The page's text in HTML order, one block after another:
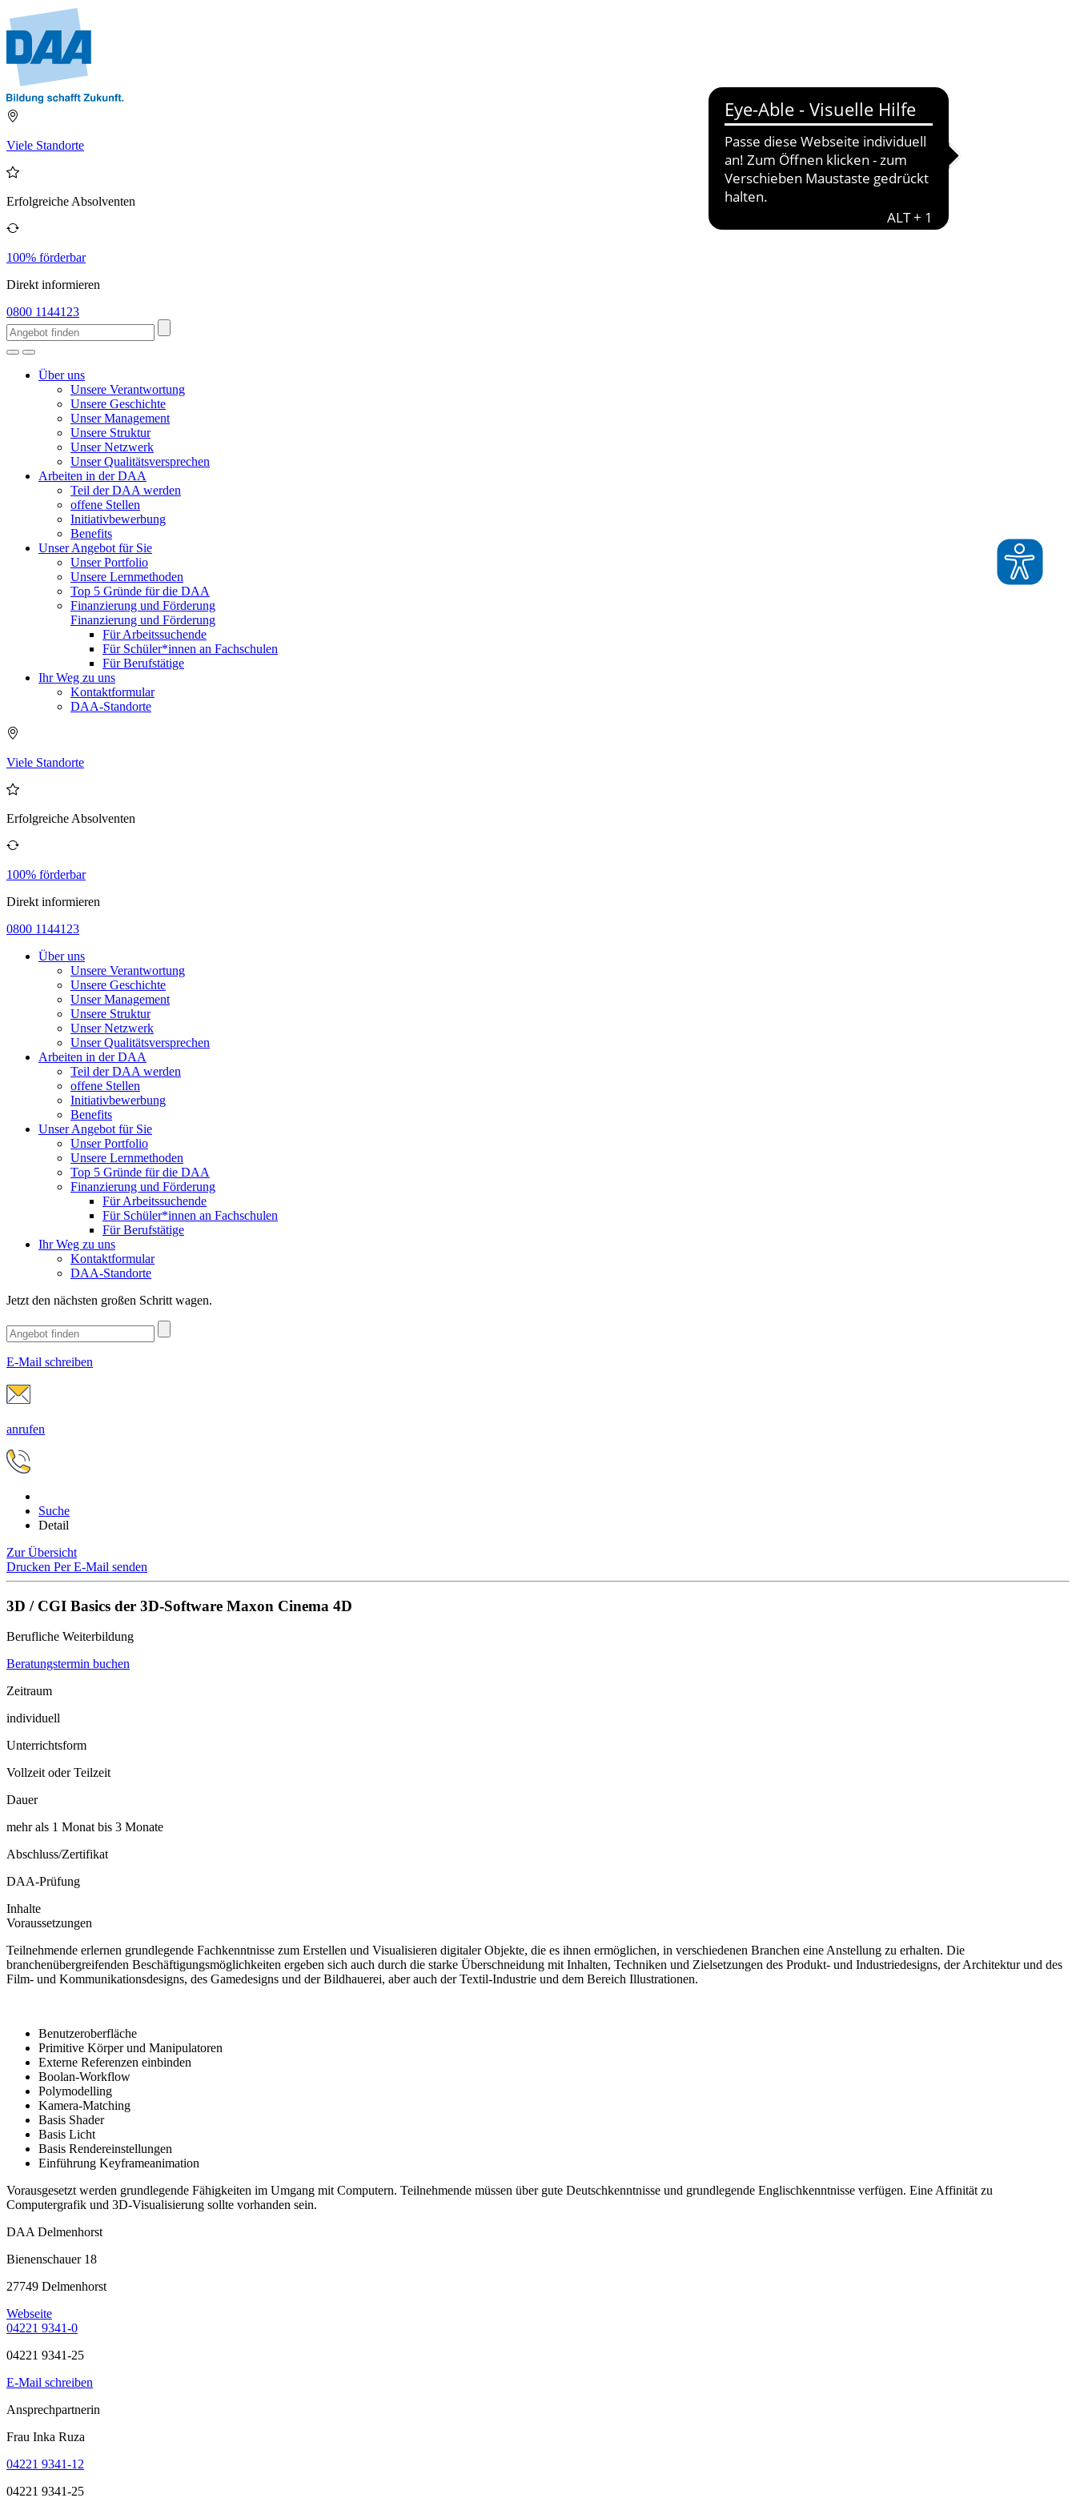
Viele Standorte
Erfolgreiche Absolventen
100% förderbar
Direkt informieren
0800 1144123
Über uns
Unsere Verantwortung
Unsere Geschichte
Unser Management
Unsere Struktur
Unser Netzwerk
Unser Qualitätsversprechen
Arbeiten in der DAA
Teil der DAA werden
offene Stellen
Initiativbewerbung
Benefits
Unser Angebot für Sie
Unser Portfolio
Unsere Lernmethoden
Top 5 Gründe für die DAA
Finanzierung und Förderung
Finanzierung und Förderung
Für Arbeitssuchende
Für Schüler*innen an Fachschulen
Für Berufstätige
Ihr Weg zu uns
Kontaktformular
DAA-Standorte
Viele Standorte
Erfolgreiche Absolventen
100% förderbar
Direkt informieren
0800 1144123
Über uns
Unsere Verantwortung
Unsere Geschichte
Unser Management
Unsere Struktur
Unser Netzwerk
Unser Qualitätsversprechen
Arbeiten in der DAA
Teil der DAA werden
offene Stellen
Initiativbewerbung
Benefits
Unser Angebot für Sie
Unser Portfolio
Unsere Lernmethoden
Top 5 Gründe für die DAA
Finanzierung und Förderung
Für Arbeitssuchende
Für Schüler*innen an Fachschulen
Für Berufstätige
Ihr Weg zu uns
Kontaktformular
DAA-Standorte
Jetzt den nächsten großen Schritt wagen.
E-Mail schreiben
anrufen
Suche
Detail
Zur Übersicht
Drucken Per E-Mail senden
3D / CGI Basics der 3D-Software Maxon Cinema 4D
Berufliche Weiterbildung
Beratungstermin buchen
Zeitraum
individuell
Unterrichtsform
Vollzeit oder Teilzeit
Dauer
mehr als 1 Monat bis 3 Monate
Abschluss/Zertifikat
DAA-Prüfung
Inhalte
Voraussetzungen
Teilnehmende erlernen grundlegende Fachkenntnisse zum Erstellen und Visualisieren digitaler Objekte, die es ihnen ermöglichen, in verschiedenen Branchen eine Anstellung zu erhalten. Die
branchenübergreifenden Beschäftigungsmöglichkeiten ergeben sich auch durch die starke Überschneidung mit Inhalten, Techniken und Zielsetzungen des Produkt- und Industriedesigns, der Architektur und des
Film- und Kommunikationsdesigns, des Gamedesigns und der Bildhauerei, aber auch der Textil-Industrie und dem Bereich Illustrationen.
Benutzeroberfläche
Primitive Körper und Manipulatoren
Externe Referenzen einbinden
Boolan-Workflow
Polymodelling
Kamera-Matching
Basis Shader
Basis Licht
Basis Rendereinstellungen
Einführung Keyframeanimation
Vorausgesetzt werden grundlegende Fähigkeiten im Umgang mit Computern. Teilnehmende müssen über gute Deutschkenntnisse und grundlegende Englischkenntnisse verfügen. Eine Affinität zu
Computergrafik und 3D-Visualisierung sollte vorhanden sein.
DAA Delmenhorst
Bienenschauer 18
27749 Delmenhorst
Webseite
04221 9341-0
04221 9341-25
E-Mail schreiben
Ansprechpartnerin
Frau Inka Ruza
04221 9341-12
04221 9341-25